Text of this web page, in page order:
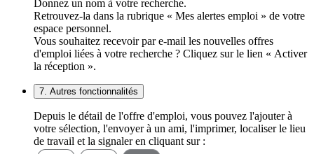
Donnez un nom à votre recherche.
Retrouvez-la dans la rubrique « Mes alertes emploi » de votre
espace personnel.
Vous souhaitez recevoir par e-mail les nouvelles offres
d'emploi liées à votre recherche ? Cliquez sur le lien « Activer
la réception ».
7. Autres fonctionnalités
Depuis le détail de l'offre d'emploi, vous pouvez l'ajouter à
votre sélection, l'envoyer à un ami, l'imprimer, localiser le lieu
de travail et la signaler en cliquant sur :